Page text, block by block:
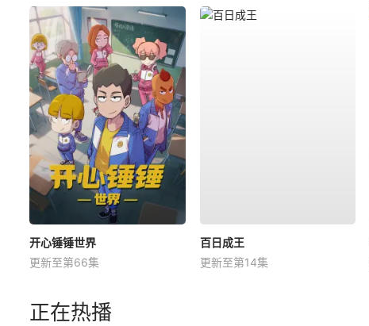
开心锤锤世界
更新至第66集
百日成王
更新至第14集
正在热播